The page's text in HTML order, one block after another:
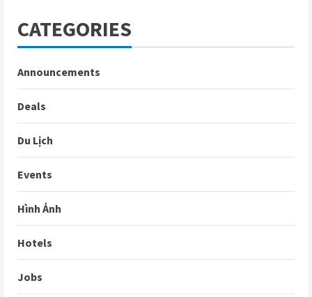
CATEGORIES
Announcements
Deals
Du Lịch
Events
Hình Ảnh
Hotels
Jobs